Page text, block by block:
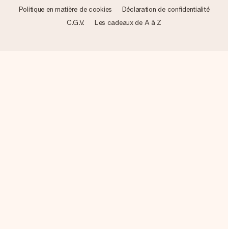
Politique en matière de cookies
Déclaration de confidentialité
C.G.V.
Les cadeaux de A à Z